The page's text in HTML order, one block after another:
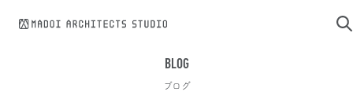
BLOG
ブログ